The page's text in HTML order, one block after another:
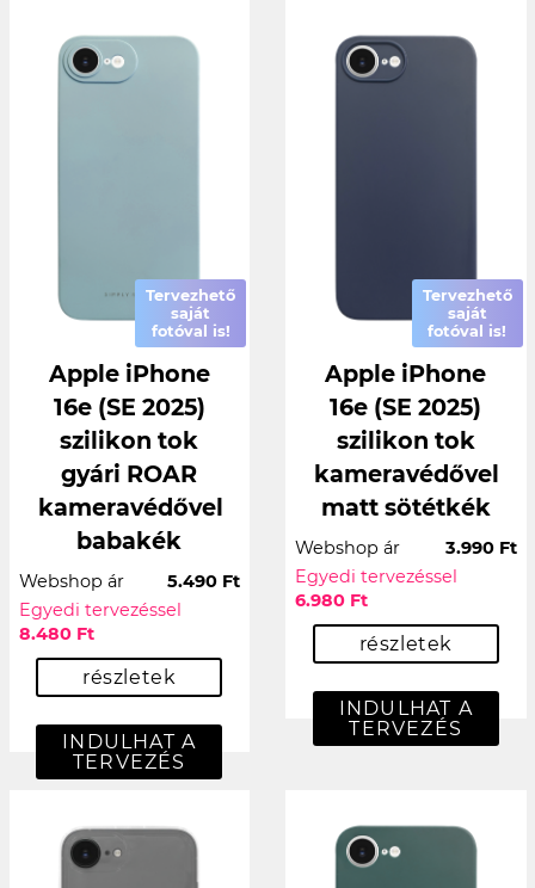
Tervezhető
saját
fotóval is!
Apple iPhone
16e (SE 2025)
szilikon tok
gyári ROAR
kameravédővel
babakék
Webshop ár
5.490 Ft
Egyedi tervezéssel
8.480 Ft
részletek
INDULHAT A
TERVEZÉS
Tervezhető
saját
fotóval is!
Apple iPhone
16e (SE 2025)
szilikon tok
kameravédővel
matt sötétkék
Webshop ár
3.990 Ft
Egyedi tervezéssel
6.980 Ft
részletek
INDULHAT A
TERVEZÉS